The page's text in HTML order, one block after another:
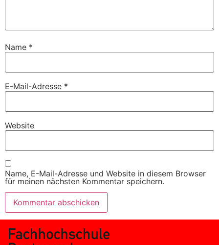
Name *
E-Mail-Adresse *
Website
Name, E-Mail-Adresse und Website in diesem Browser
für meinen nächsten Kommentar speichern.